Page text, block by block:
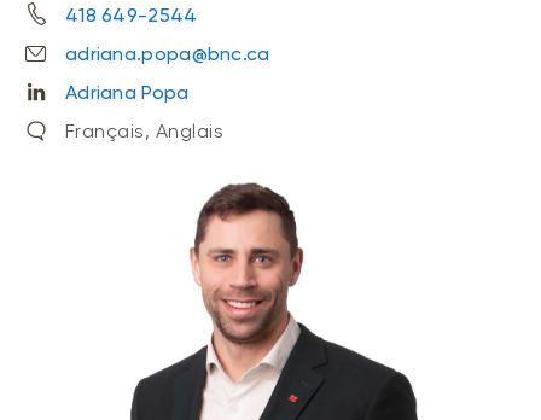
418 649-2544
adriana.popa@bnc.ca
Adriana Popa
Français, Anglais